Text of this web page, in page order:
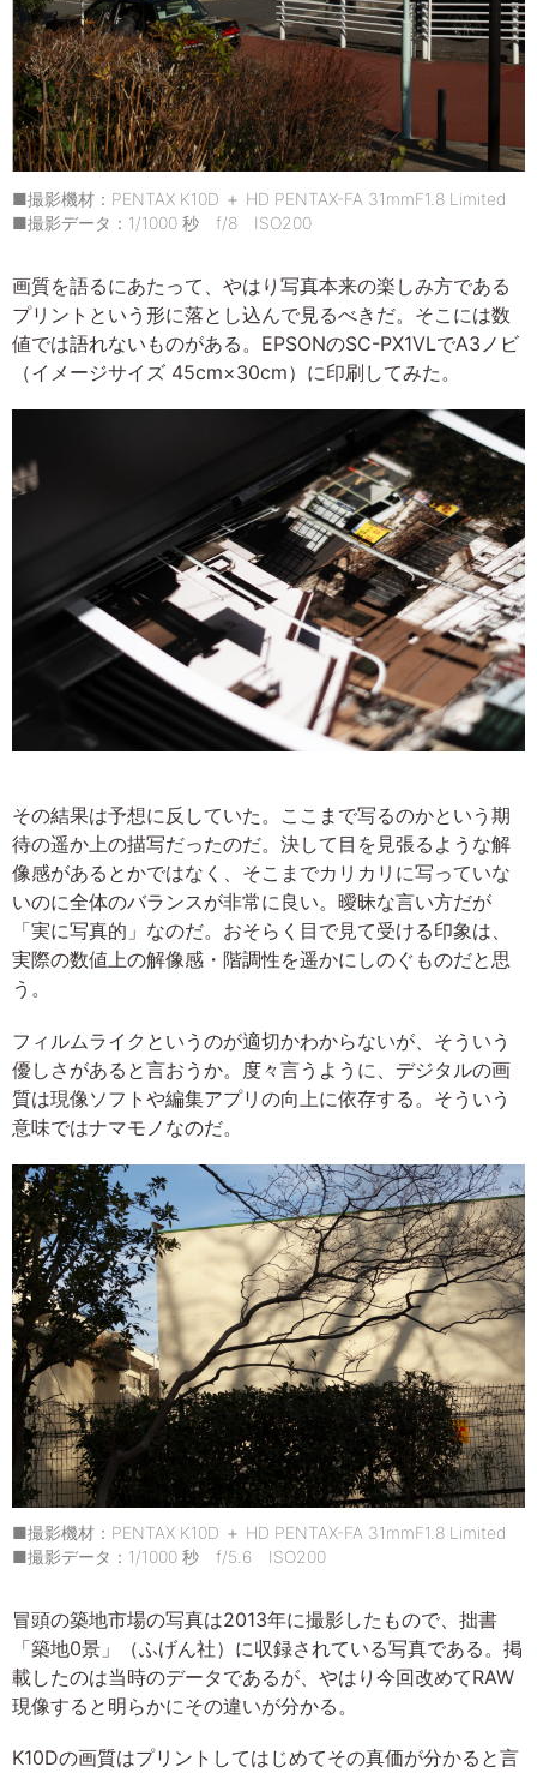
■撮影機材：PENTAX K10D ＋ HD PENTAX-FA 31mmF1.8 Limited
■撮影データ：1/1000 秒 f/8 ISO200
画質を語るにあたって、やはり写真本来の楽しみ方である
プリントという形に落とし込んで見るべきだ。そこには数
値では語れないものがある。EPSONのSC-PX1VLでA3ノビ
（イメージサイズ 45cm×30cm）に印刷してみた。
その結果は予想に反していた。ここまで写るのかという期
待の遥か上の描写だったのだ。決して目を見張るような解
像感があるとかではなく、そこまでカリカリに写っていな
いのに全体のバランスが非常に良い。曖昧な言い方だが
「実に写真的」なのだ。おそらく目で見て受ける印象は、
実際の数値上の解像感・階調性を遥かにしのぐものだと思
う。
フィルムライクというのが適切かわからないが、そういう
優しさがあると言おうか。度々言うように、デジタルの画
質は現像ソフトや編集アプリの向上に依存する。そういう
意味ではナマモノなのだ。
■撮影機材：PENTAX K10D ＋ HD PENTAX-FA 31mmF1.8 Limited
■撮影データ：1/1000 秒 f/5.6 ISO200
冒頭の築地市場の写真は2013年に撮影したもので、拙書
「築地0景」（ふげん社）に収録されている写真である。掲
載したのは当時のデータであるが、やはり今回改めてRAW
現像すると明らかにその違いが分かる。
K10Dの画質はプリントしてはじめてその真価が分かると言